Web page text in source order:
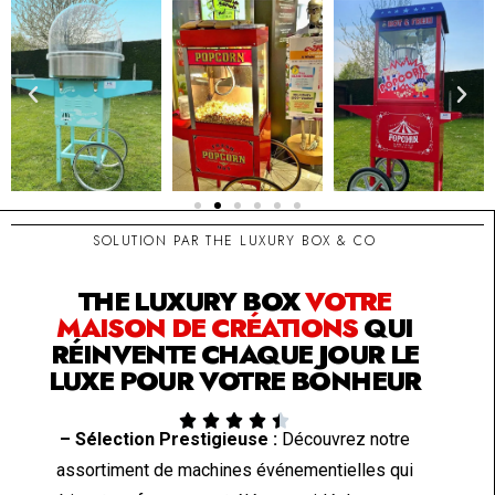
SOLUTION PAR THE LUXURY BOX & CO
THE LUXURY BOXVOTRE
MAISON DE CRÉATIONSQUI
RÉINVENTE CHAQUE JOUR LE
LUXE POUR VOTRE BONHEUR
    
– Sélection Prestigieuse :Découvrez notre
assortiment de machines événementielles qui